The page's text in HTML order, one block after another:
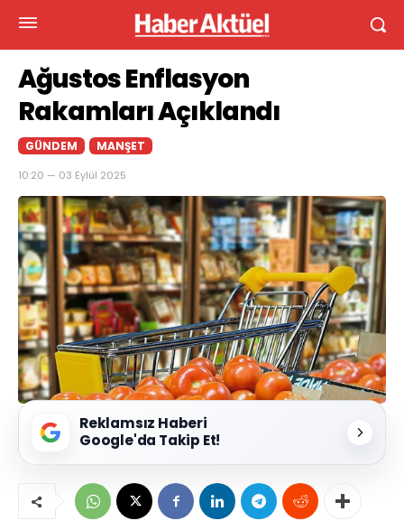
Ağustos Enflasyon
Rakamları Açıklandı
GÜNDEM MANŞET
10:20 — 03 Eylül 2025
Reklamsız Haberi
Google'da Takip Et!